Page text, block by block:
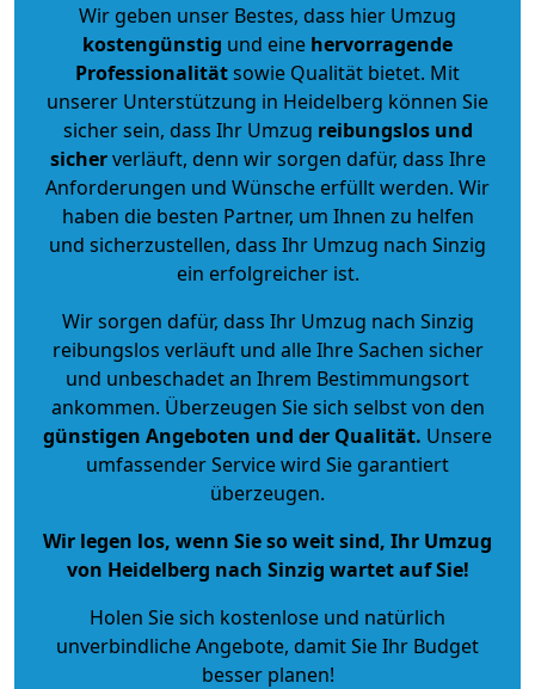
Wir geben unser Bestes, dass hier Umzug
kostengünstig und eine hervorragende
Professionalitätsowie Qualität bietet. Mit
unserer Unterstützung in Heidelberg können Sie
sicher sein, dass Ihr Umzug reibungslos und
sicherverläuft, denn wir sorgen dafür, dass Ihre
Anforderungen und Wünsche erfüllt werden. Wir
haben die besten Partner, um Ihnen zu helfen
und sicherzustellen, dass Ihr Umzug nach Sinzig
ein erfolgreicher ist.
Wir sorgen dafür, dass Ihr Umzug nach Sinzig
reibungslos verläuft und alle Ihre Sachen sicher
und unbeschadet an Ihrem Bestimmungsort
ankommen. Überzeugen Sie sich selbst von den
günstigen Angeboten und der Qualität. Unsere
umfassender Service wird Sie garantiert
überzeugen.
Wir legen los, wenn Sie so weit sind, Ihr Umzug
von Heidelberg nach Sinzig wartet auf Sie!
Holen Sie sich kostenlose und natürlich
unverbindliche Angebote, damit Sie Ihr Budget
besser planen!